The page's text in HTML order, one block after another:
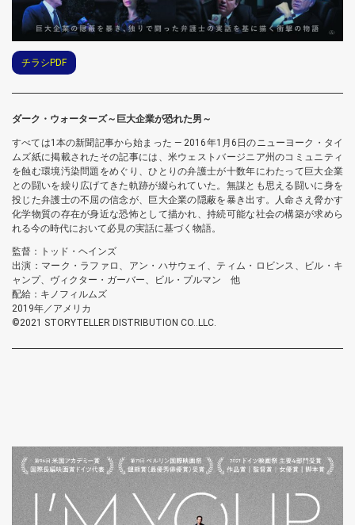
チラシPDF
ダーク・ウォーターズ～巨大企業が恐れた男～
すべては1本の新聞記事から始まった ― 2016年1月6日のニューヨーク・タイ
ムズ紙に掲載されたその記事には、米ウェストバージニア州のコミュニティ
を蝕む環境汚染問題をめぐり、ひとりの弁護士が十数年にわたって巨大企業
との闘いを繰り広げてきた軌跡が綴られていた。無謀とも思える闘いに身を
投じた弁護士の不屈の信念が、巨大企業の隠蔽を暴き出す。人命さえ脅かす
化学物質の存在が身近な恐怖として描かれ、持続可能な社会の構築が求めら
れる今の時代において必見の実話に基づく物語。
監督：トッド・ヘインズ
出演：マーク・ラファロ、アン・ハサウェイ、ティム・ロビンス、ビル・キ
ャンプ、ヴィクター・ガーバー、ビル・プルマン 他
配給：キノフィルムズ
2019年／アメリカ
©2021 STORYTELLER DISTRIBUTION CO..LLC.